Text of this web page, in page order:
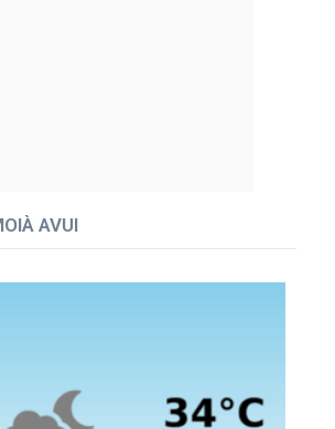
AVUI